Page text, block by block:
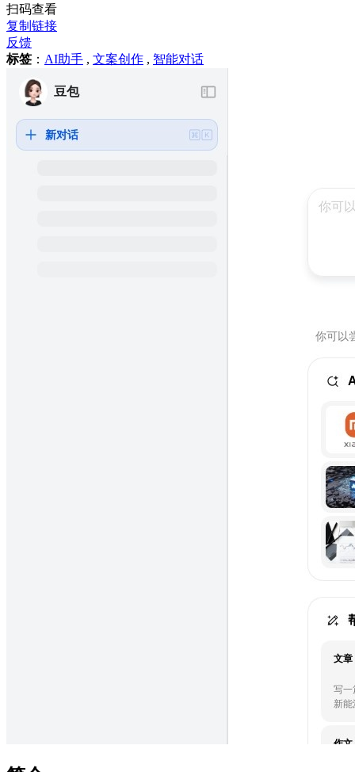
扫码查看
复制链接
反馈
标签 ： AI助手 , 文案创作 , 智能对话